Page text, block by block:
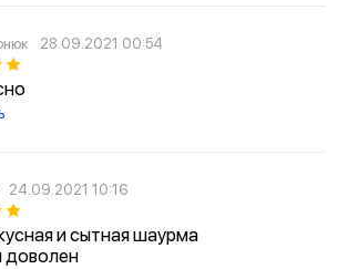
28.09.2021 00:54
24.09.2021 10:16
и сытная шаурма
доволен